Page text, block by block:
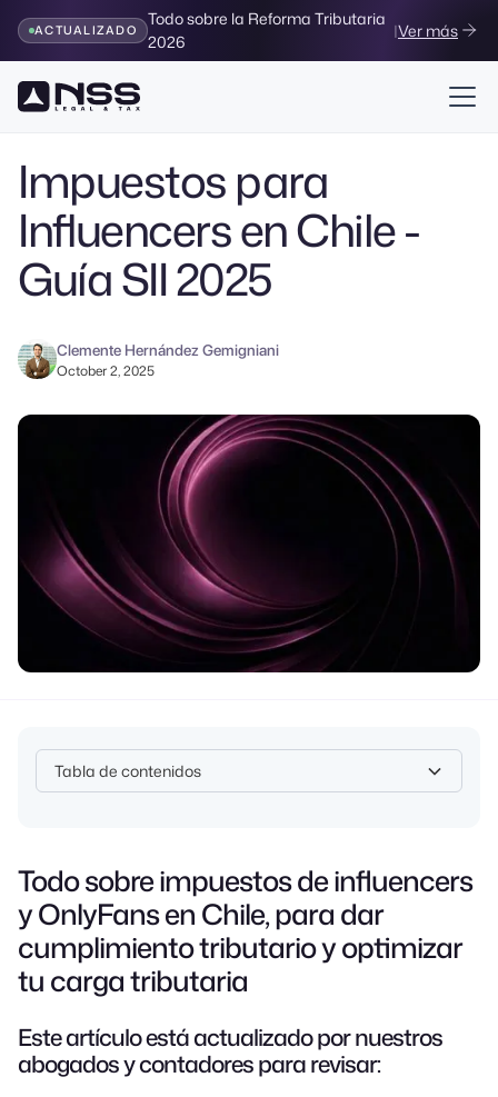
ACTUALIZADO
Todo sobre la Reforma Tributaria
2026
|Ver más
Volver al Blog
Impuestos para
Influencers en Chile -
Guía SII 2025
Clemente Hernández Gemigniani
October 2, 2025
Tabla de contenidos
Todo sobre impuestos de influencers
y OnlyFans en Chile, para dar
cumplimiento tributario y optimizar
tu carga tributaria
Este artículo está actualizado por nuestros
abogados y contadores para revisar: